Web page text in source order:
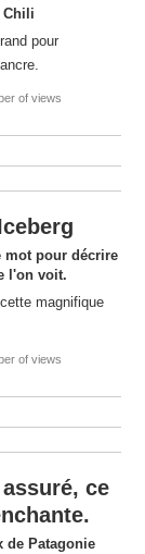
Chili
pour
of views
mot pour décrire
l'on voit.
magnifique
of views
ce
de Patagonie